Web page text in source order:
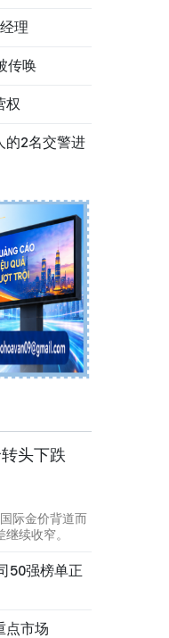
理
传唤
权
的2名交警进
头下跌
际金价背道而
续收窄。
50强榜单正
点市场